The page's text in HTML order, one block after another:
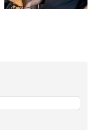
oportunitat per a la
dignitat